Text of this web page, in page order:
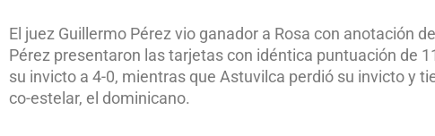
El juez Guillermo Pérez vio ganador a Rosa con anotación
Pérez presentaron las tarjetas con idéntica puntuación de
su invicto a 4-0, mientras que Astuvilca perdió su invicto y
co-estelar, el dominicano.